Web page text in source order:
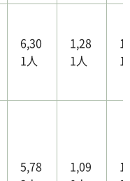
6,30
1人
1,28
1人
1
5,78
1,09